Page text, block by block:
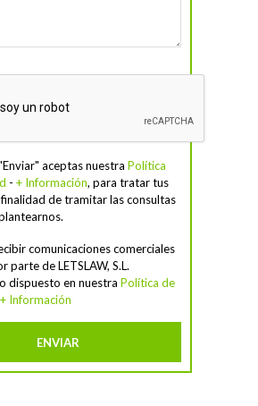
aceptas nuestra Política
- + Información, para tratar tus
de tramitar las consultas
comunicaciones comerciales
parte de LETSLAW, S.L.
dispuesto en nuestra Política de
+ Información